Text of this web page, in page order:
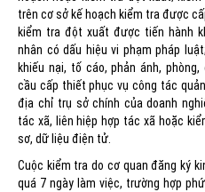
trên cơ sở kế hoạch kiểm tra được
kiểm tra đột xuất được tiến hành
nhân có dấu hiệu vi phạm pháp
khiếu nại, tố cáo, phản ánh,
cầu cấp thiết phục vụ công tác
địa chỉ trụ sở chính của doanh
tác xã, liên hiệp hợp tác xã hoặc
sơ, dữ liệu điện tử.
Cuộc kiểm tra do cơ quan đăng ký
quá 7 ngày làm việc, trường hợp